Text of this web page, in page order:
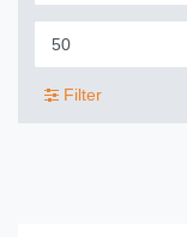
Filter